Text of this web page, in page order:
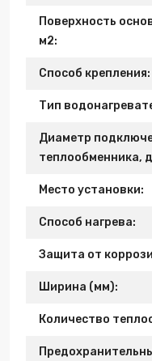
Поверхность
м2:
Способ крепления:
Тип
Диаметр
теплообменника,
Место установки:
Способ нагрева:
Защита от
Ширина (мм):
Количество